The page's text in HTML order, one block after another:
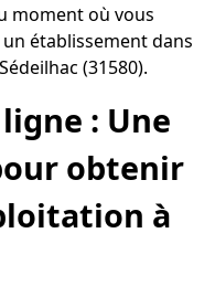
moment où vous
établissement dans
(31580).
: Une
obtenir
à